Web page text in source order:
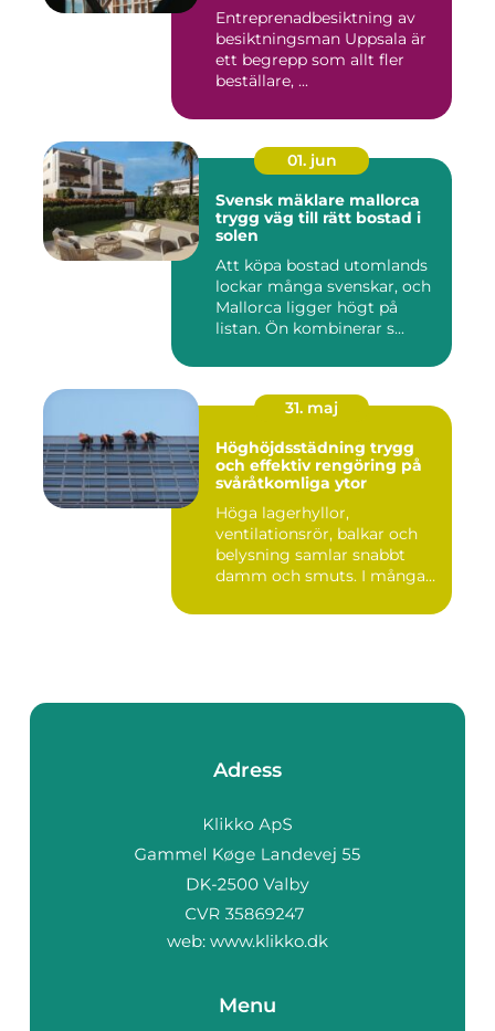
Entreprenadbesiktning av
besiktningsman Uppsala är
ett begrepp som allt fler
beställare, ...
01. jun
Svensk mäklare mallorca
trygg väg till rätt bostad i
solen
Att köpa bostad utomlands
lockar många svenskar, och
Mallorca ligger högt på
listan. Ön kombinerar s...
31. maj
Höghöjdsstädning trygg
och effektiv rengöring på
svåråtkomliga ytor
Höga lagerhyllor,
ventilationsrör, balkar och
belysning samlar snabbt
damm och smuts. I många
Adress
web: www.klikko.dk
Menu